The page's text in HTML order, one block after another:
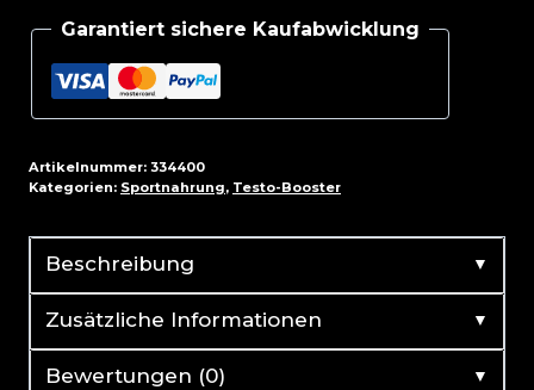
90
Kapsel
Menge
Garantiert sichere Kaufabwicklung
Artikelnummer: 334400
Kategorien: Sportnahrung, Testo-Booster
Beschreibung ▼
Zusätzliche Informationen ▼
Bewertungen (0) ▼